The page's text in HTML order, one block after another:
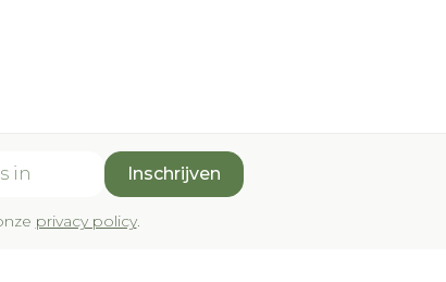
Inschrijven
privacy policy.